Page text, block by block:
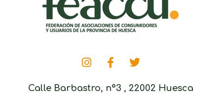
Calle Barbastro, nº3 , 22002 Huesca